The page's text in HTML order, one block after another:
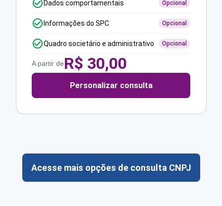
Dados comportamentais Opcional
Informações do SPC Opcional
Quadro societário e administrativo Opcional
A partir deR$ 30,00
Personalizar consulta
Acesse mais opções de consulta CNPJ